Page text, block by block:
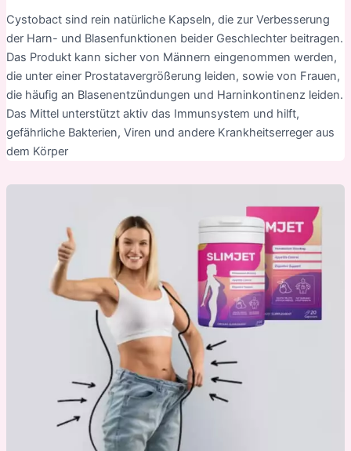
Cystobact sind rein natürliche Kapseln, die zur Verbesserung
der Harn- und Blasenfunktionen beider Geschlechter beitragen.
Das Produkt kann sicher von Männern eingenommen werden,
die unter einer Prostatavergrößerung leiden, sowie von Frauen,
die häufig an Blasenentzündungen und Harninkontinenz leiden.
Das Mittel unterstützt aktiv das Immunsystem und hilft,
gefährliche Bakterien, Viren und andere Krankheitserreger aus
dem Körper